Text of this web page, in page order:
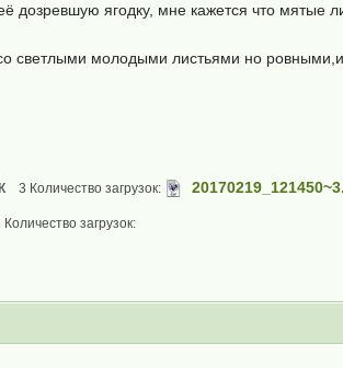
дозревшую ягодку, мне кажется что мятые
светлыми молодыми листьями но
3 Количество загрузок:
Количество загрузок: